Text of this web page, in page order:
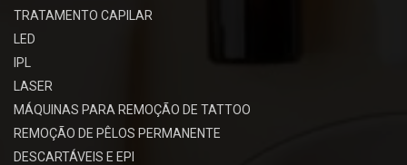
TRATAMENTO CAPILAR
LED
IPL
LASER
MÁQUINAS PARA REMOÇÃO DE TATTOO
REMOÇÃO DE PÊLOS PERMANENTE
DESCARTÁVEIS E EPI